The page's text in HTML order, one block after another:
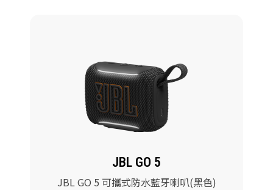
JBL GO 5
JBL GO 5 可攜式防水藍牙喇叭(黑色)